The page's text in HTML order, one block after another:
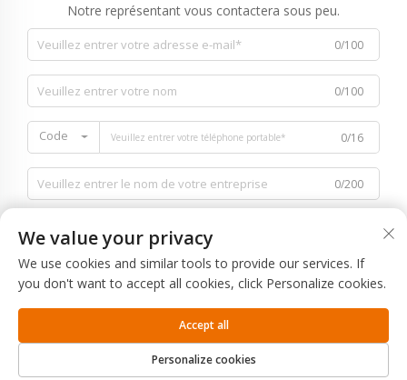
Notre représentant vous contactera sous peu.
0/100
0/100
Code 0/16
0/200
0/1000
Envoyer
We value your privacy
We use cookies and similar tools to provide our services. If
you don't want to accept all cookies, click Personalize cookies.
Personalize cookies
Accept all